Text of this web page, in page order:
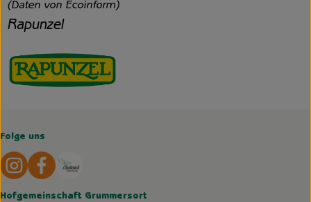
(Daten von Ecoinform)
Rapunzel
Folge uns
Externer Link zu https://www.instagram.com/
Hofgemeinschaft Grummersort